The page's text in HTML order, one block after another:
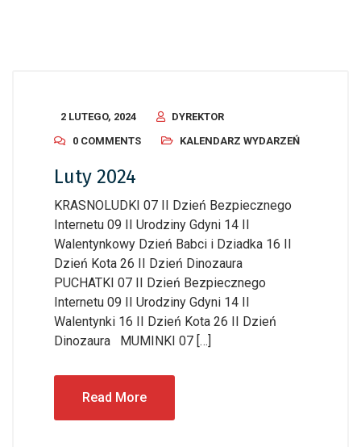
2 LUTEGO, 2024
DYREKTOR
0 COMMENTS
KALENDARZ WYDARZEŃ
Luty 2024
KRASNOLUDKI 07 II Dzień Bezpiecznego
Internetu 09 II Urodziny Gdyni 14 II
Walentynkowy Dzień Babci i Dziadka 16 II
Dzień Kota 26 II Dzień Dinozaura
PUCHATKI 07 II Dzień Bezpiecznego
Internetu 09 II Urodziny Gdyni 14 II
Walentynki 16 II Dzień Kota 26 II Dzień
Dinozaura MUMINKI 07 […]
Read More